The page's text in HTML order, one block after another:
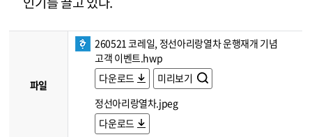
파일
260521 코레일, 정선아리랑열차 운행재개 기념
고객 이벤트.hwp
다운로드
미리보기
정선아리랑열차.jpeg
다운로드